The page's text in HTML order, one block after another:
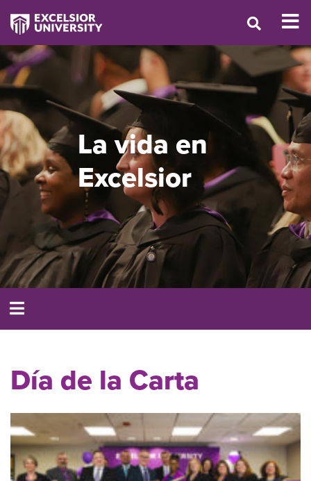
La vida en
Excelsior
Día de la Carta